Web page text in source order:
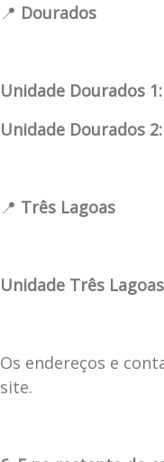
📍 Dourados
Unidade Dourados 1:
Unidade Dourados 2:
📍 Três Lagoas
Unidade Três
Os endereços e
site.